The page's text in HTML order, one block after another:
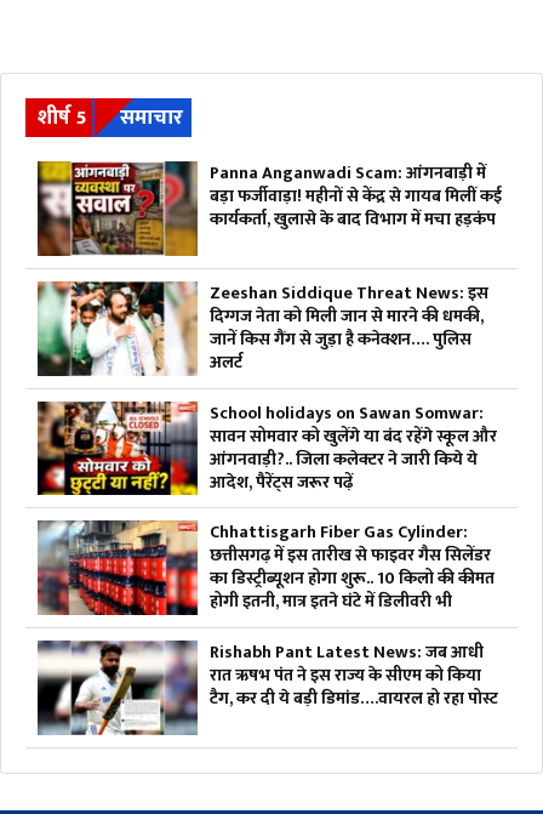
शीर्ष 5 समाचार
Panna Anganwadi Scam: आंगनबाड़ी में
बड़ा फर्जीवाड़ा! महीनों से केंद्र से गायब मिलीं कई
कार्यकर्ता, खुलासे के बाद विभाग में मचा हड़कंप
Zeeshan Siddique Threat News: इस
दिग्गज नेता को मिली जान से मारने की धमकी,
जानें किस गैंग से जुड़ा है कनेक्शन…. पुलिस
अलर्ट
School holidays on Sawan Somwar:
सावन सोमवार को खुलेंगे या बंद रहेंगे स्कूल और
आंगनवाड़ी?.. जिला कलेक्टर ने जारी किये ये
आदेश, पैरेंट्स जरूर पढ़ें
Chhattisgarh Fiber Gas Cylinder:
छत्तीसगढ़ में इस तारीख से फाइवर गैस सिलेंडर
का डिस्ट्रीब्यूशन होगा शुरू.. 10 किलो की कीमत
होगी इतनी, मात्र इतने घंटे में डिलीवरी भी
Rishabh Pant Latest News: जब आधी
रात ऋषभ पंत ने इस राज्य के सीएम को किया
टैग, कर दी ये बड़ी डिमांड….वायरल हो रहा पोस्ट